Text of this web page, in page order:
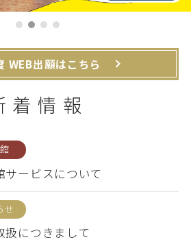
在学生の方
保護者の方
WEB出願はこちら
着情報
ービスについて
せ
扱につきまして